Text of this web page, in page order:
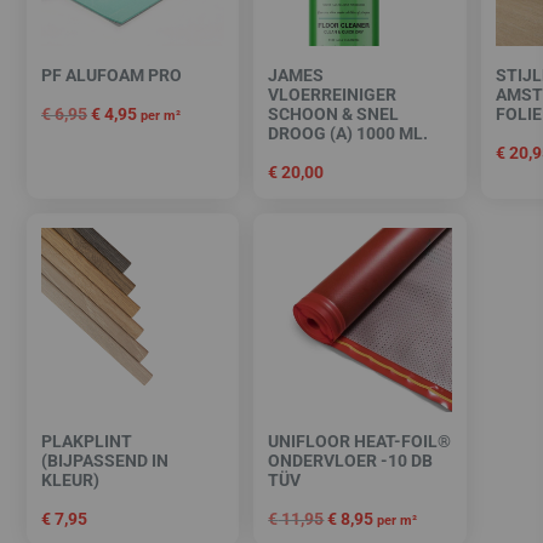
PF ALUFOAM PRO
€6,95€4,95 per m²
JAMES
VLOERREINIGER
SCHOON & SNEL
DROOG (A) 1000 ML.
€20,00
FOLIE
€
PLAKPLINT
(BIJPASSEND IN
KLEUR)
€7,95
UNIFLOOR HEAT-FOIL®
ONDERVLOER -10 DB
TÜV
€11,95 €8,95 per m²